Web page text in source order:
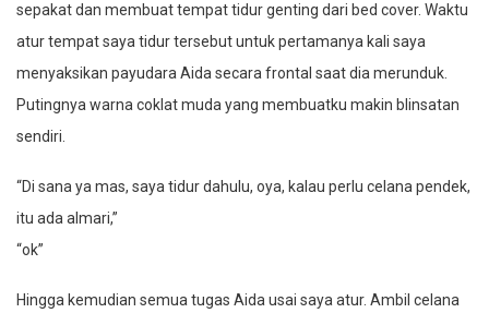
sepakat dan membuat tempat tidur genting dari bed cover. Waktu
atur tempat saya tidur tersebut untuk pertamanya kali saya
menyaksikan payudara Aida secara frontal saat dia merunduk.
Putingnya warna coklat muda yang membuatku makin blinsatan
sendiri.
“Di sana ya mas, saya tidur dahulu, oya, kalau perlu celana pendek,
itu ada almari,”
“ok”
Hingga kemudian semua tugas Aida usai saya atur. Ambil celana